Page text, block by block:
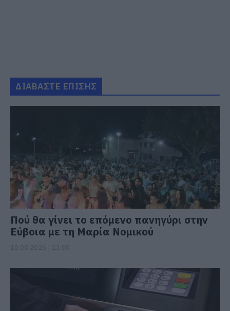
ΔΙΑΒΑΣΤΕ ΕΠΙΣΗΣ
Πού θα γίνει το επόμενο πανηγύρι στην
Εύβοια με τη Μαρία Νομικού